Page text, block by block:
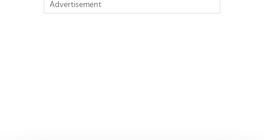
Advertisement